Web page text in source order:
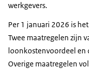
werkgevers.
Per 1 januari 2026 is
Twee maatregelen zijn
loonkostenvoordeel en
Overige maatregelen